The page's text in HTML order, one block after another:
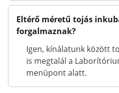
Eltérő méretű tojás
forgalmaznak?
Igen, kínálatunk között
is megtalál a
menüpont alatt.